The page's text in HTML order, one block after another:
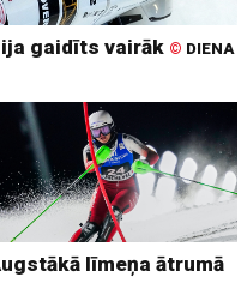
gaidīts vairāk © DIENA
līmeņa ātrumā